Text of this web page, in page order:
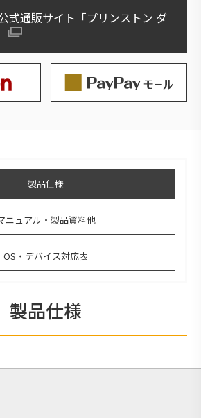
式通販サイト「プリンストン ダ
製品仕様
ニュアル・製品資料他
OS・デバイス対応表
製品仕様